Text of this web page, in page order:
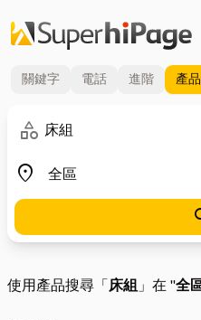
關鍵字 電話 進階 產品
category
關鍵字
place
地區
使用產品搜尋「床組」在 "全